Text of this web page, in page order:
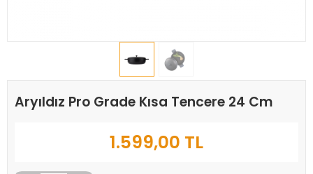
Aryıldız Pro Grade Kısa Tencere 24 Cm
1.599,00 TL